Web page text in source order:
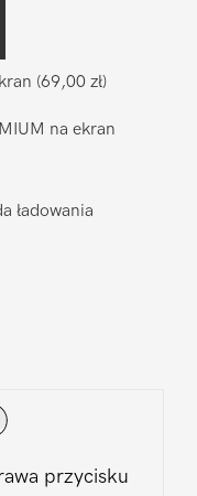
(69,00 zł)
na ekran
ładowania
przycisku